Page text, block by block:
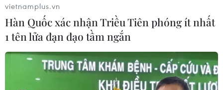
vietnamplus.vn
Hàn Quốc xác nhận Triều Tiên phóng ít nhất
1 tên lửa đạn đạo tầm ngắn